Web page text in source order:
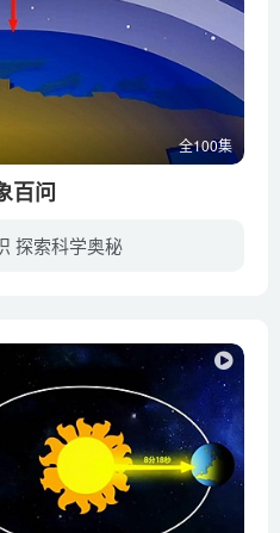
全100集
百问
探索科学奥秘